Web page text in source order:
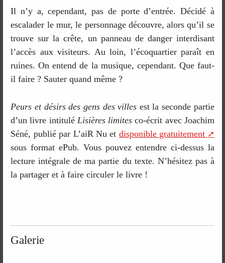
Il n’y a, cependant, pas de porte d’entrée. Décidé à
escalader le mur, le personnage découvre, alors qu’il se
trouve sur la crête, un panneau de danger interdisant
l’accès aux visiteurs. Au loin, l’écoquartier paraît en
ruines. On entend de la musique, cependant. Que faut-
il faire ? Sauter quand même ?
Peurs et désirs des gens des villes est la seconde partie
d’un livre intitulé Lisières limites co-écrit avec Joachim
Séné, publié par L’aiR Nu et disponible gratuitement
sous format ePub. Vous pouvez entendre ci-dessus la
lecture intégrale de ma partie du texte. N’hésitez pas à
la partager et à faire circuler le livre !
Galerie